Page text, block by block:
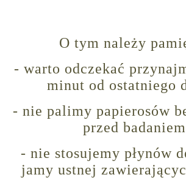
O tym należy
- warto odczekać
minut od ostatniego
- nie palimy papierosów
przed
- nie stosujemy płynów
jamy ustnej